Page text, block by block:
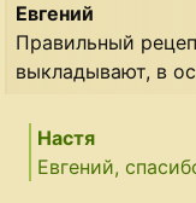
Евгений
Правильный
выкладывают, в
Настя
Евгений,